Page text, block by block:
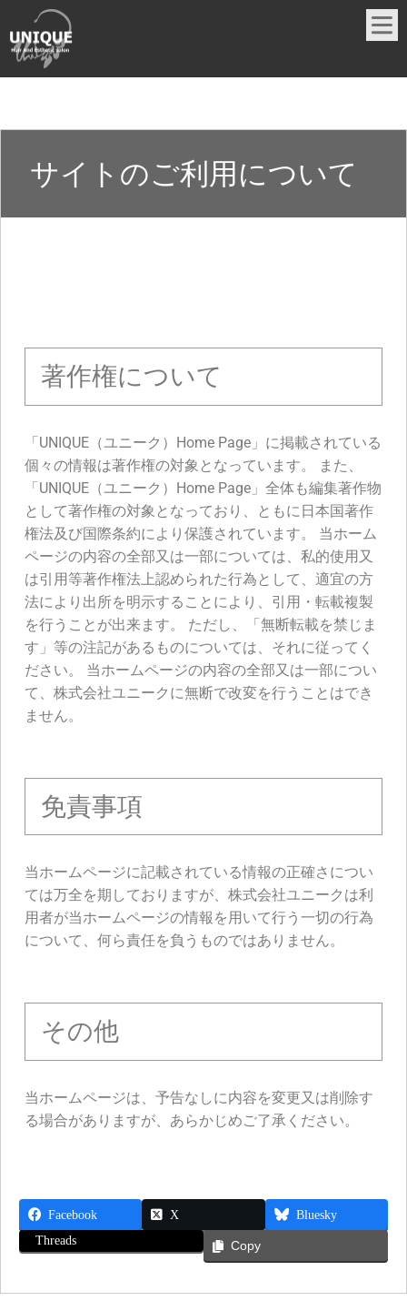
サイトのご利用について
著作権について
「UNIQUE（ユニーク）Home Page」に掲載されている
個々の情報は著作権の対象となっています。 また、
「UNIQUE（ユニーク）Home Page」全体も編集著作物
として著作権の対象となっており、ともに日本国著作
権法及び国際条約により保護されています。 当ホーム
ページの内容の全部又は一部については、私的使用又
は引用等著作権法上認められた行為として、適宜の方
法により出所を明示することにより、引用・転載複製
を行うことが出来ます。 ただし、「無断転載を禁じま
す」等の注記があるものについては、それに従ってく
ださい。 当ホームページの内容の全部又は一部につい
て、株式会社ユニークに無断で改変を行うことはでき
ません。
免責事項
当ホームページに記載されている情報の正確さについ
ては万全を期しておりますが、株式会社ユニークは利
用者が当ホームページの情報を用いて行う一切の行為
について、何ら責任を負うものではありません。
その他
当ホームページは、予告なしに内容を変更又は削除す
る場合がありますが、あらかじめご了承ください。
Facebook X
Bluesky
Threads
Copy